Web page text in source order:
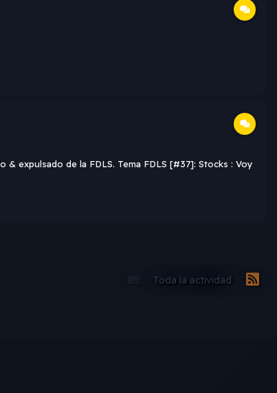
& expulsado de la FDLS. Tema FDLS [#37]: Stocks : Voy
Toda la actividad